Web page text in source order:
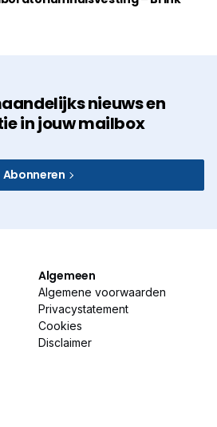
nieuws en
in jouw mailbox
Abonneren
Algemeen
Algemene voorwaarden
Privacystatement
Cookies
Disclaimer